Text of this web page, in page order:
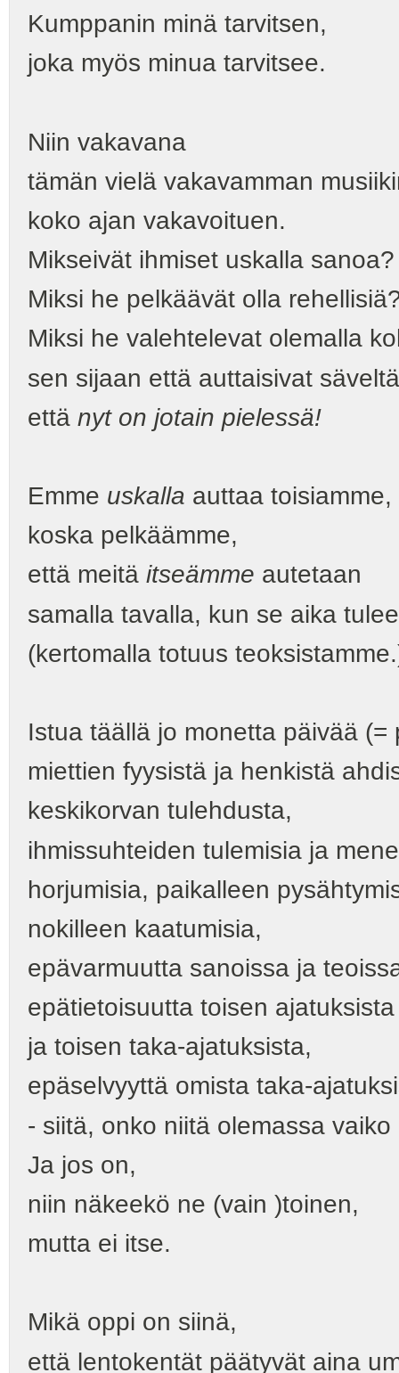
Kumppanin minä tarvitsen,
joka myös minua tarvitsee.
Niin vakavana
tämän vielä vakavamman
koko ajan vakavoituen.
Mikseivät ihmiset uskalla sanoa?
Miksi he pelkäävät olla
Miksi he valehtelevat olemalla
sen sijaan että auttaisivat
että nyt on jotain pielessä!
Emme uskalla auttaa toisiamme,
koska pelkäämme,
että meitä itseämme autetaan
samalla tavalla, kun se aika
(kertomalla totuus
Istua täällä jo monetta päivää (=
miettien fyysistä ja henkistä
keskikorvan tulehdusta,
ihmissuhteiden tulemisia ja
horjumisia, paikalleen
nokilleen kaatumisia,
epävarmuutta sanoissa ja
epätietoisuutta toisen ajatuksista
ja toisen taka-ajatuksista,
epäselvyyttä omista taka-
- siitä, onko niitä olemassa vaiko
Ja jos on,
niin näkeekö ne (vain )toinen,
mutta ei itse.
Mikä oppi on siinä,
että lentokentät päätyvät aina